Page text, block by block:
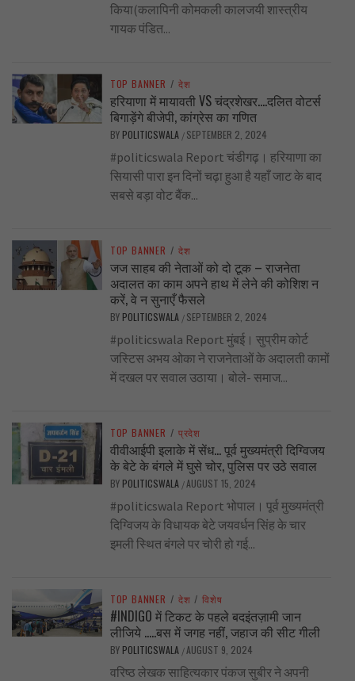
किया(कलापिनी कोमकली कालजयी शास्त्रीय
गायक पंडित...
TOP BANNER / देश
हरियाणा में मायावती VS चंद्रशेखर….दलित वोटर्स
बिगाड़ेंगे बीजेपी, कांग्रेस का गणित
BY POLITICSWALA / SEPTEMBER 2, 2024
#politicswala Report चंडीगढ़। हरियाणा का
सियासी पारा इन दिनों चढ़ा हुआ है यहाँ जाट के बाद
सबसे बड़ा वोट बैंक...
TOP BANNER / देश
जज साहब की नेताओं को दो टूक – राजनेता
अदालत का काम अपने हाथ में लेने की कोशिश न
करें, वे न सुनाएँ फैसले
BY POLITICSWALA / SEPTEMBER 2, 2024
#politicswala Report मुंबई। सुप्रीम कोर्ट
जस्टिस अभय ओका ने राजनेताओं के अदालती कामों
में दखल पर सवाल उठाया। बोले- समाज...
TOP BANNER / प्रदेश
वीवीआईपी इलाके में सेंध… पूर्व मुख्यमंत्री दिग्विजय
के बेटे के बंगले में घुसे चोर, पुलिस पर उठे सवाल
BY POLITICSWALA /AUGUST 15, 2024
#politicswala Report भोपाल। पूर्व मुख्यमंत्री
दिग्विजय के विधायक बेटे जयवर्धन सिंह के चार
इमली स्थित बंगले पर चोरी हो गई...
TOP BANNER / देश / विशेष
#INDIGO में टिकट के पहले बदइंतज़ामी जान
लीजिये …..बस में जगह नहीं, जहाज की सीट गीली
BY POLITICSWALA /AUGUST 9, 2024
वरिष्ठ लेखक साहित्यकार पंकज सुबीर ने अपनी